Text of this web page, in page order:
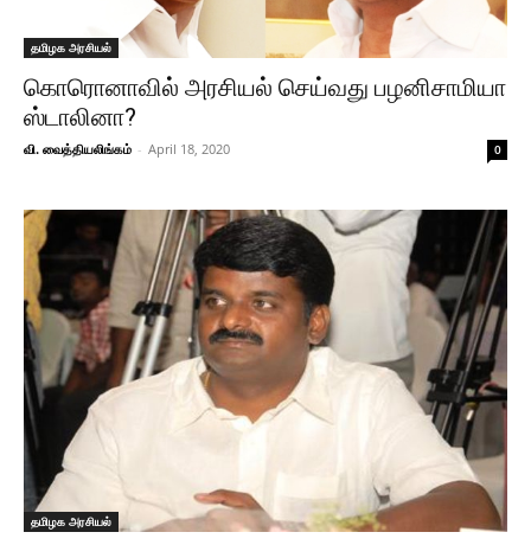
தமிழக அரசியல்
கொரொனாவில் அரசியல் செய்வது பழனிசாமியா
ஸ்டாலினா?
வி. வைத்தியலிங்கம் - April 18, 2020 0
தமிழக அரசியல்